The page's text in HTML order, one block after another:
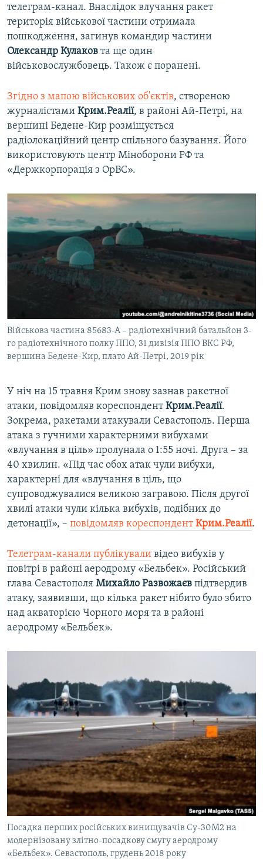
телеграм-канал. Внаслідок влучання ракет
територія військової частини отримала
пошкодження, загинув командир частини
Олександр Кулаков та ще один
військовослужбовець. Також є поранені.
Згідно з мапою військових об'єктів, створеною
журналістами Крим.Реалії, в районі Ай-Петрі, на
вершині Бедене-Кир розміщується
радіолокаційний центр спільного базування. Його
використовують центр Міноборони РФ та
«Держкорпорація з ОрВС».
Військова частина 85683-А – радіотехнічний батальйон 3-
го радіотехнічного полку ППО, 31 дивізія ППО ВКС РФ,
вершина Бедене-Кир, плато Ай-Петрі, 2019 рік
У ніч на 15 травня Крим знову зазнав ракетної
атаки, повідомляв кореспондентКрим.Реалії.
Зокрема, ракетами атакували Севастополь. Перша
атака з гучними характерними вибухами
«влучання в ціль» пролунала о 1:55 ночі. Друга – за
40 хвилин. «Під час обох атак чули вибухи,
характерні для «влучання в ціль, що
супроводжувалися великою загравою. Після другої
хвилі атаки чули кілька вибухів, подібних до
детонації», – повідомляв кореспондентКрим.Реалії.
Телеграм-канали публікували відео вибухів у
повітрі в районі аеродрому «Бельбек». Російський
глава Севастополя Михайло Развожаєв підтвердив
атаку, заявивши, що кілька ракет нібито було збито
над акваторією Чорного моря та в районі
аеродрому «Бельбек».
Посадка перших російських винищувачів Су-30М2 на
модернізовану злітно-посадкову смугу аеродрому
«Бельбек». Севастополь, грудень 2018 року